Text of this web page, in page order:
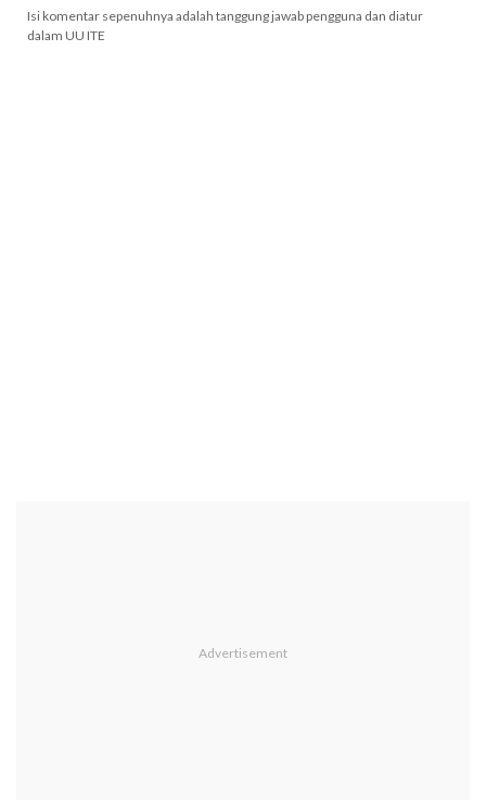
Isi komentar sepenuhnya adalah tanggung jawab pengguna dan diatur
dalam UU ITE